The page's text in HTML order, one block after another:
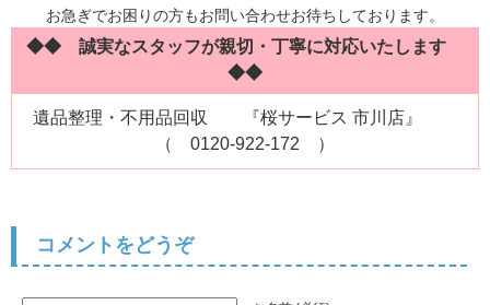
お急ぎでお困りの方もお問い合わせお待ちしております。
◆◆ 誠実なスタッフが親切・丁寧に対応いたします
◆◆
遺品整理・不用品回収 『桜サービス 市川店』
（ 0120-922-172 ）
コメントをどうぞ